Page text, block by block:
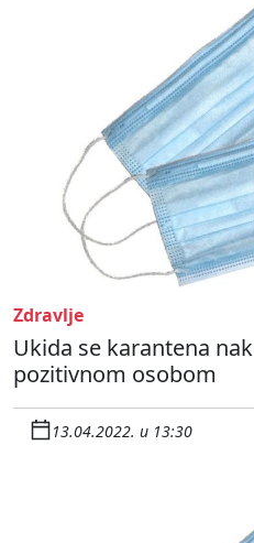
Zdravlje
Ukida se karantena
pozitivnom osobom
13.04.2022. u 13:30